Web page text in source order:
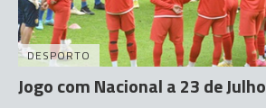
DESPORTO
Jogo com Nacional a 23 de Julho